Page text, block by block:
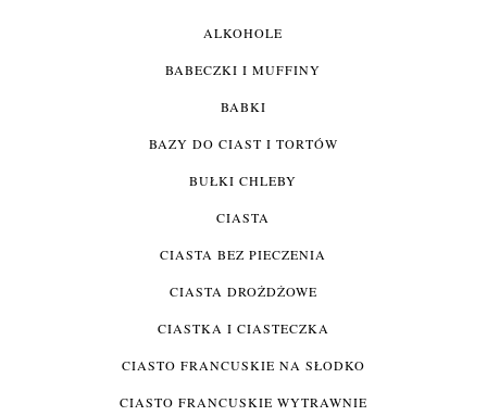
ALKOHOLE
BABECZKI I MUFFINY
BABKI
BAZY DO CIAST I TORTÓW
BUŁKI CHLEBY
CIASTA
CIASTA BEZ PIECZENIA
CIASTA DROŻDŻOWE
CIASTKA I CIASTECZKA
CIASTO FRANCUSKIE NA SŁODKO
CIASTO FRANCUSKIE WYTRAWNIE